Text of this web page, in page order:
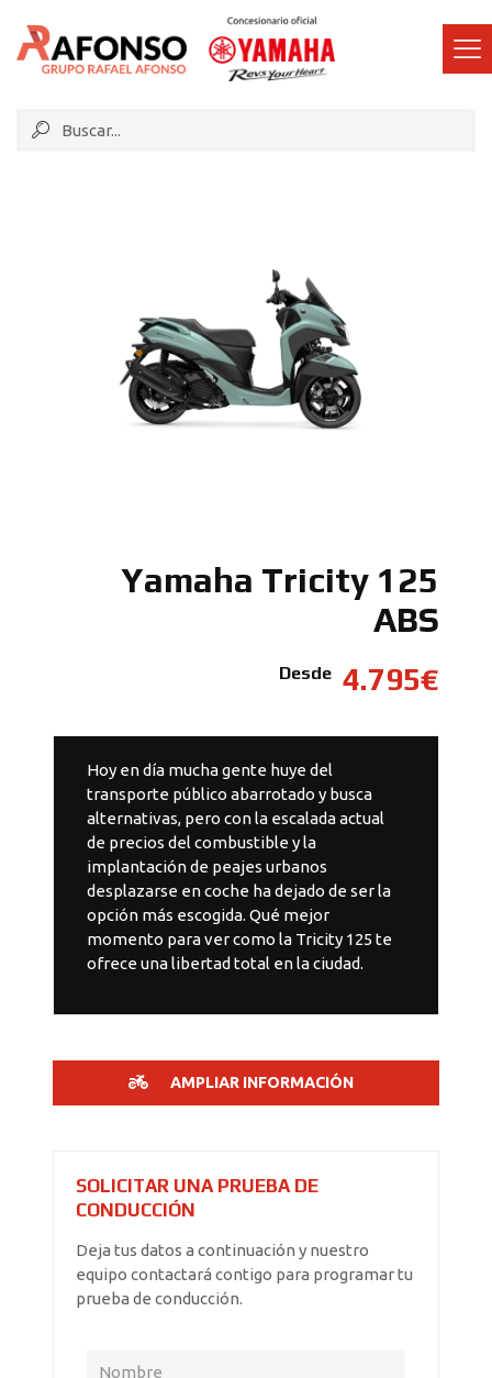
Yamaha Tricity 125
ABS
Desde 4.795€
Hoy en día mucha gente huye del
transporte público abarrotado y busca
alternativas, pero con la escalada actual
de precios del combustible y la
implantación de peajes urbanos
desplazarse en coche ha dejado de ser la
opción más escogida. Qué mejor
momento para ver como la Tricity 125 te
ofrece una libertad total en la ciudad.
AMPLIAR INFORMACIÓN
SOLICITAR UNA PRUEBA DE
CONDUCCIÓN
Deja tus datos a continuación y nuestro
equipo contactará contigo para programar tu
prueba de conducción.